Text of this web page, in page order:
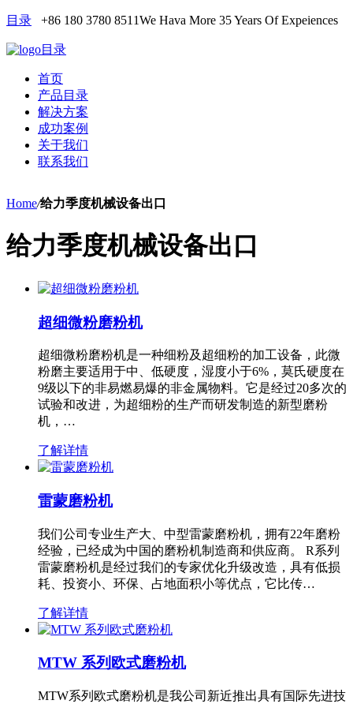
目录 +86 180 3780 8511We Hava More 35 Years Of Expeiences
目录
首页
产品目录
解决方案
成功案例
关于我们
联系我们
Home/给力季度机械设备出口
给力季度机械设备出口
超细微粉磨粉机
超细微粉磨粉机是一种细粉及超细粉的加工设备，此微
粉磨主要适用于中、低硬度，湿度小于6%，莫氏硬度在
9级以下的非易燃易爆的非金属物料。它是经过20多次的
试验和改进，为超细粉的生产而研发制造的新型磨粉
机，…
了解详情
雷蒙磨粉机
我们公司专业生产大、中型雷蒙磨粉机，拥有22年磨粉
经验，已经成为中国的磨粉机制造商和供应商。 R系列
雷蒙磨粉机是经过我们的专家优化升级改造，具有低损
耗、投资小、环保、占地面积小等优点，它比传…
了解详情
MTW 系列欧式磨粉机
MTW系列欧式磨粉机是我公司新近推出具有国际先进技